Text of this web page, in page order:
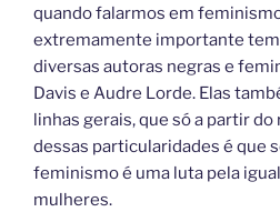
quando falarmos em
extremamente importante tem
diversas autoras negras e
Davis e Audre Lorde. Elas
linhas gerais, que só a partir
dessas particularidades é que
feminismo é uma luta pela
mulheres.